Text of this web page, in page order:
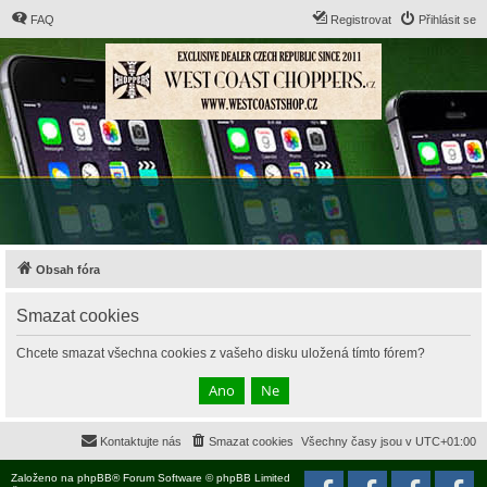
FAQ Přihlásit se
Registrovat
Obsah fóra
Smazat cookies
Chcete smazat všechna cookies z vašeho disku uložená tímto fórem?
Všechny časy jsou v UTC+01:00
Smazat cookies
Kontaktujte nás
Založeno na phpBB® Forum Software © phpBB Limited